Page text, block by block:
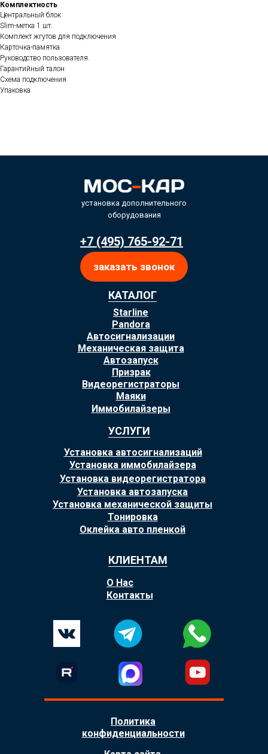
Комплектность
Центральный блок
Slim-метка 1 шт.
Комплект жгутов для подключения
Карточка-памятка
Руководство пользователя.
Гарантийный талон
Схема подключения
Упаковка
УСЛУГИ
КЛИЕНТАМ
КАТАЛОГ
+7 (495) 765-92-71
заказать звонок
установка дополнительного
оборудования
Автосигнализации
Автозапуск
Starline
Механическая защита
Маяки
Иммобилайзеры
Политика
конфиденциальности
Pandora
Призрак
Видеорегистраторы
Установка автосигнализаций
О Нас
Контакты
Установка автозапуска
Установка видеорегистратора
Установка иммобилайзера
Установка механической защиты
Тонировка
Оклейка авто пленкой